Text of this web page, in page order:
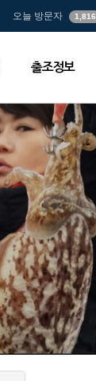
오늘 방문자 1,816
출조정보